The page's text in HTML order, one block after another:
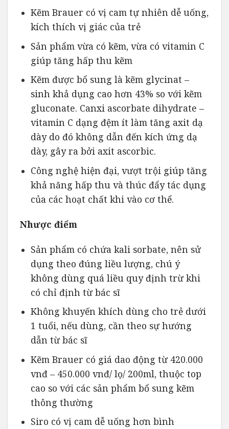
Kẽm Brauer có vị cam tự nhiên dễ uống,
kích thích vị giác của trẻ
Sản phẩm vừa có kẽm, vừa có vitamin C
giúp tăng hấp thu kẽm
Kẽm được bổ sung là kẽm glycinat –
sinh khả dụng cao hơn 43% so với kẽm
gluconate. Canxi ascorbate dihydrate –
vitamin C dạng đệm ít làm tăng axit dạ
dày do đó không dẫn đến kích ứng dạ
dày, gây ra bởi axit ascorbic.
Công nghệ hiện đại, vượt trội giúp tăng
khả năng hấp thu và thúc đẩy tác dụng
của các hoạt chất khi vào cơ thể.
Nhược điểm
Sản phẩm có chứa kali sorbate, nên sử
dụng theo đúng liều lượng, chú ý
không dùng quá liều quy định trừ khi
có chỉ định từ bác sĩ
Không khuyến khích dùng cho trẻ dưới
1 tuổi, nếu dùng, cần theo sự hướng
dẫn từ bác sĩ
Kẽm Brauer có giá dao động từ 420.000
vnđ – 450.000 vnđ/ lọ/ 200ml, thuộc top
cao so với các sản phẩm bổ sung kẽm
thông thường
Siro có vị cam dễ uống hơn bình